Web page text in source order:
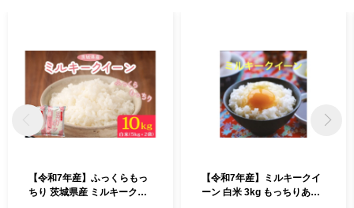
【令和7年産】ふっくらもっ
ちり 茨城県産 ミルキークイ
【令和7年産】ミルキークイ
ーン 白米 3kg もっちりあま